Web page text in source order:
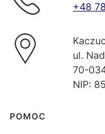
+48
ul.
70-
NIP:
Linki w stopce
POMOC